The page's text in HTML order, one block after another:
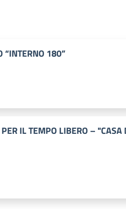
“INTERNO 180”
PER IL TEMPO LIBERO –